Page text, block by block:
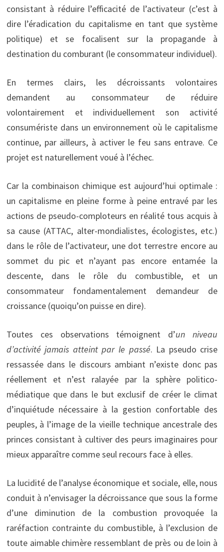
consistant à réduire l’efficacité de l’activateur (c’est à
dire l’éradication du capitalisme en tant que système
politique) et se focalisent sur la propagande à
destination du comburant (le consommateur individuel).
En termes clairs, les décroissants volontaires
demandent au consommateur de réduire
volontairement et individuellement son activité
consumériste dans un environnement où le capitalisme
continue, par ailleurs, à activer le feu sans entrave. Ce
projet est naturellement voué à l’échec.
Car la combinaison chimique est aujourd’hui optimale :
un capitalisme en pleine forme à peine entravé par les
actions de pseudo-comploteurs en réalité tous acquis à
sa cause (ATTAC, alter-mondialistes, écologistes, etc.)
dans le rôle de l’activateur, une dot terrestre encore au
sommet du pic et n’ayant pas encore entamée la
descente, dans le rôle du combustible, et un
consommateur fondamentalement demandeur de
croissance (quoiqu’on puisse en dire).
Toutes ces observations témoignent d’un niveau
d’activité jamais atteint par le passé. La pseudo crise
ressassée dans le discours ambiant n’existe donc pas
réellement et n’est ralayée par la sphère politico-
médiatique que dans le but exclusif de créer le climat
d’inquiétude nécessaire à la gestion confortable des
peuples, à l’image de la vieille technique ancestrale des
princes consistant à cultiver des peurs imaginaires pour
mieux apparaître comme seul recours face à elles.
La lucidité de l’analyse économique et sociale, elle, nous
conduit à n’envisager la décroissance que sous la forme
d’une diminution de la combustion provoquée la
raréfaction contrainte du combustible, à l’exclusion de
toute aimable chimère ressemblant de près ou de loin à